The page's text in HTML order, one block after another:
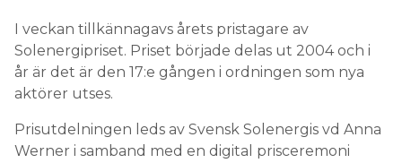
I veckan tillkännagavs årets pristagare av
Solenergipriset. Priset började delas ut 2004 och i
år är det är den 17:e gången i ordningen som nya
aktörer utses.
Prisutdelningen leds av Svensk Solenergis vd Anna
Werner i samband med en digital prisceremoni